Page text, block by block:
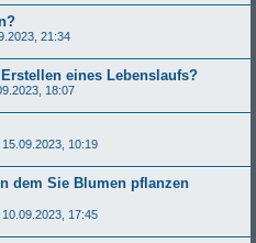
21:34
eines Lebenslaufs?
18:07
15.09.2023, 10:19
dem Sie Blumen pflanzen
10.09.2023, 17:45